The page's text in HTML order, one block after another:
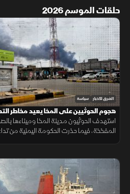
حلقات الموسم 2026
الشرق للأخبار سياسة
هجوم الحوثيين على المخا يعيد مخاطر
استهدف الحوثيون مدينة المخا وميناءها
المفخخة، فيما حذرت الحكومة اليمنية من